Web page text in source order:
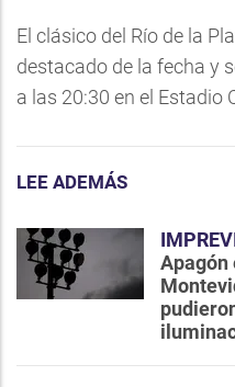
El clásico del Río de la
destacado de la fecha y
a las 20:30 en el Estadio
LEE ADEMÁS
Apagón